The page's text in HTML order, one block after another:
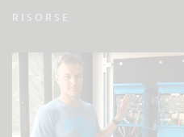
Verificate la base
comunità
RISORSE